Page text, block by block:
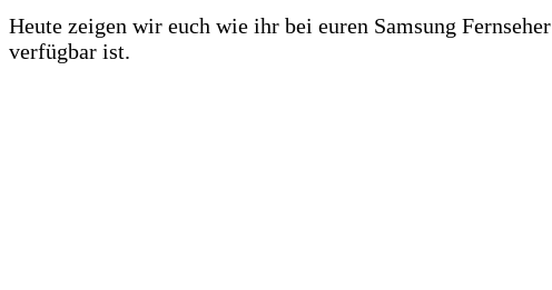
Heute zeigen wir euch wie ihr bei euren Samsung
verfügbar ist.